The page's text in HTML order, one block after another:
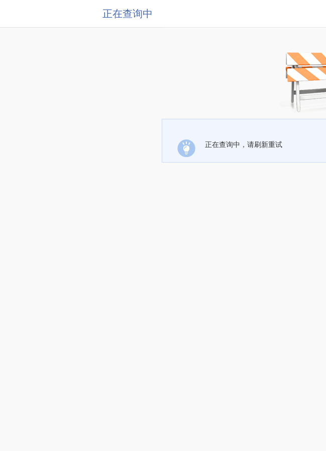
正在查询中
正在查询中，请刷新重试